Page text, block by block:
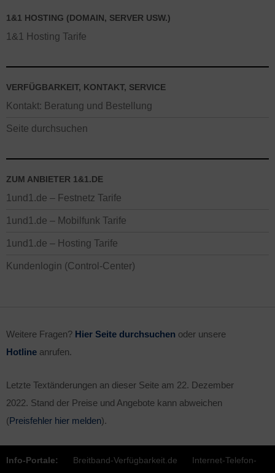
1&1 HOSTING (DOMAIN, SERVER USW.)
1&1 Hosting Tarife
VERFÜGBARKEIT, KONTAKT, SERVICE
Kontakt: Beratung und Bestellung
Seite durchsuchen
ZUM ANBIETER 1&1.DE
1und1.de – Festnetz Tarife
1und1.de – Mobilfunk Tarife
1und1.de – Hosting Tarife
Kundenlogin (Control-Center)
Weitere Fragen? Hier Seite durchsuchen oder unsere
Hotline anrufen.
Letzte Textänderungen an dieser Seite am 22. Dezember
2022. Stand der Preise und Angebote kann abweichen
(Preisfehler hier melden).
Info-Portale: Breitband-Verfügbarkeit.de
Internet-Telefon-